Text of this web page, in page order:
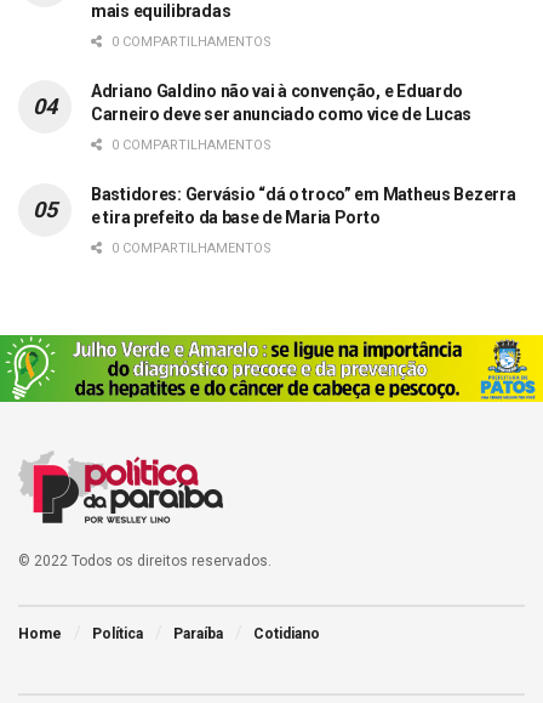
mais equilibradas
0 COMPARTILHAMENTOS
Adriano Galdino não vai à convenção, e Eduardo
Carneiro deve ser anunciado como vice de Lucas
0 COMPARTILHAMENTOS
Bastidores: Gervásio “dá o troco” em Matheus Bezerra
e tira prefeito da base de Maria Porto
0 COMPARTILHAMENTOS
© 2022 Todos os direitos reservados.
Home Política Paraíba Cotidiano